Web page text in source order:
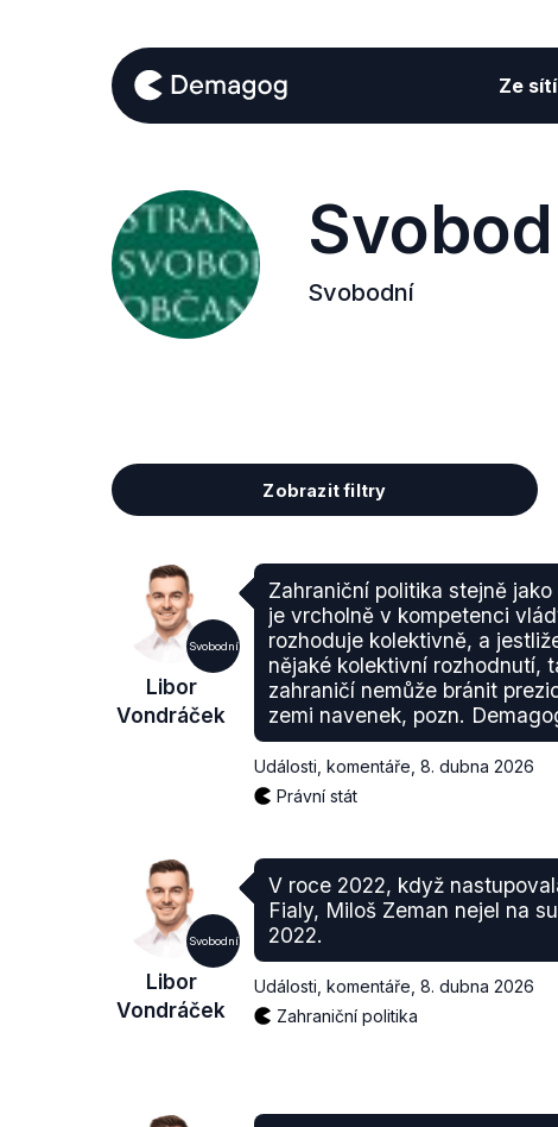
Ze sítí
Svobodní
Zobrazit filtry
Svobodní
Libor
Vondráček
Zahraniční politika stejně
je vrcholně v kompetenci
rozhoduje kolektivně, a
nějaké kolektivní rozhodnutí,
zahraničí nemůže bránit
zemi navenek, pozn.
Události, komentáře 8. dubna 2026
Právní stát
Svobodní
Libor
Vondráček
V roce 2022, když
Fialy, Miloš Zeman nejel na
2022.
Události, komentáře 8. dubna 2026
Zahraniční politika